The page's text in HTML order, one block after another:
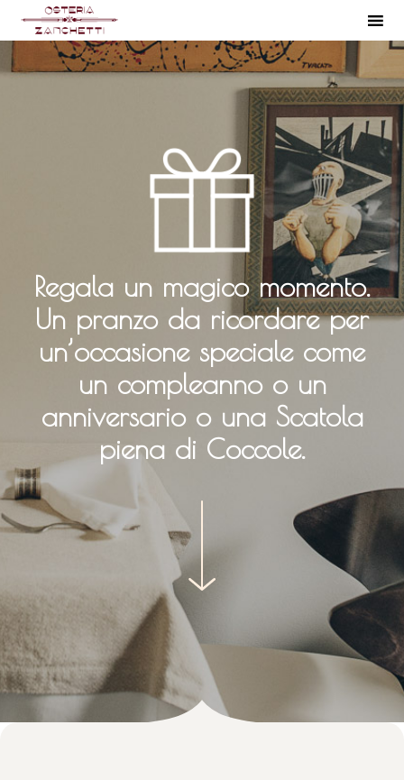
S
k
i
p
t
c
o
n
t
e
n
Regala un magico momento.
Un pranzo da ricordare per
un’occasione speciale come
un compleanno o un
anniversario o una Scatola
piena di Coccole.